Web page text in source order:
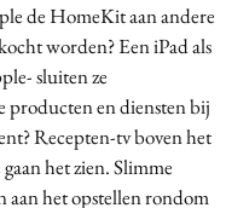
de HomeKit aan andere
worden? Een iPad als
sluiten ze
producten en diensten bij
Recepten-tv boven het
het zien.Slimme
aan het opstellen rondom